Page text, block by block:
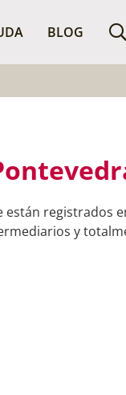
BLOG
PROFESIONALES
registrados
y